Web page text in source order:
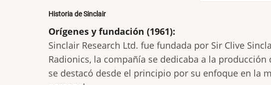
Historia de Sinclair
Orígenes y fundación (1961):
Sinclair Research Ltd. fue fundada por Sir Clive
Radionics, la compañía se dedicaba a la
se destacó desde el principio por su enfoque en la